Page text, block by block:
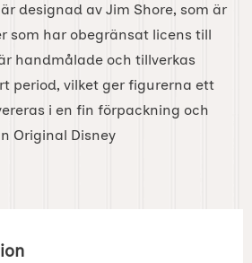
designad av Jim Shore, som är
som har obegränsat licens till
handmålade och tillverkas
period, vilket ger figurerna ett
i en fin förpackning och
Original Disney